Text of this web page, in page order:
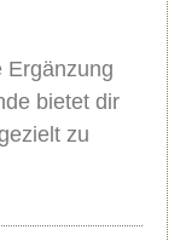
Ergänzung
bietet dir
zu